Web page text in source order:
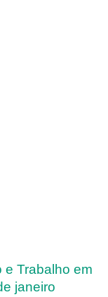
e Trabalho em
janeiro